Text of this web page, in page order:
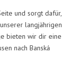
und sorgt dafür,
langjährigen
bieten wir dir eine
nach Banská